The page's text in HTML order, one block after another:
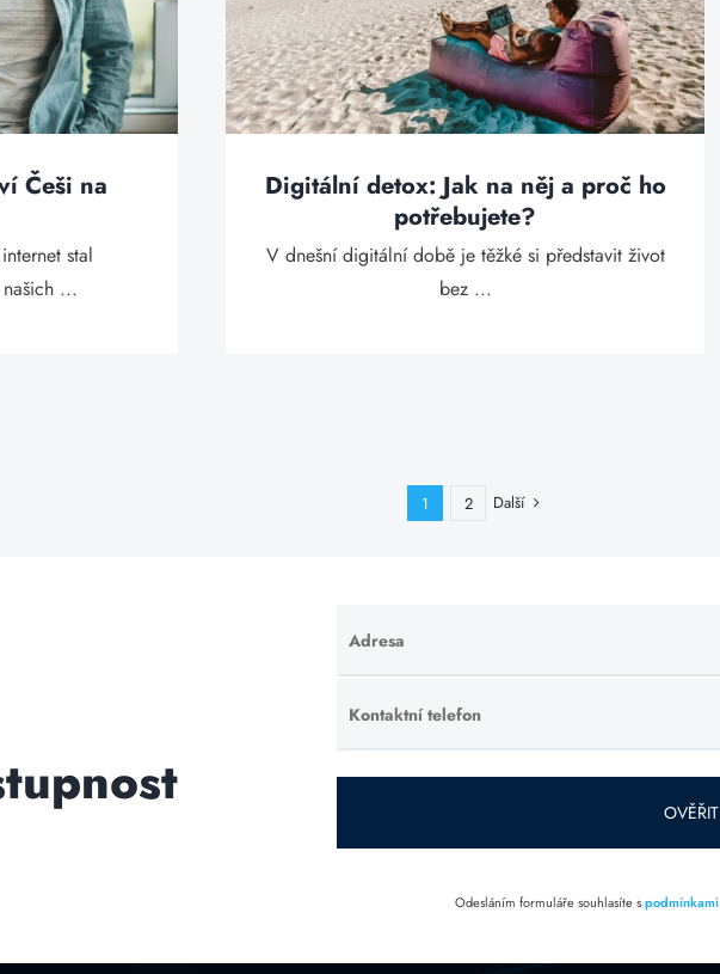
Češi na
stal
...
Digitální detox: Jak na něj a proč ho
potřebujete?
V dnešní digitální době je těžké si představit život
bez ...
1 2 Další
Adresa
Ponechte
toto pole
prázdné.
Kontaktní telefon
Ponechte
toto pole
prázdné.
OVĚŘIT
Odesláním formuláře souhlasíte spodmínkami